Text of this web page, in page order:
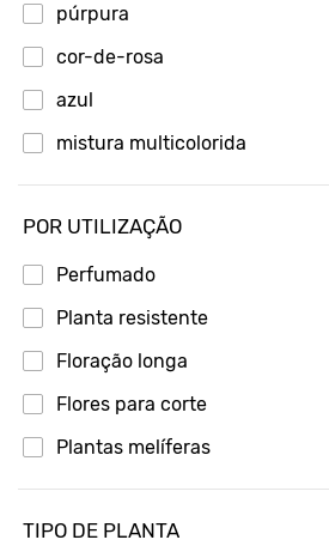
púrpura
cor-de-rosa
azul
mistura multicolorida
POR UTILIZAÇÃO
Perfumado
Planta resistente
Floração longa
Flores para corte
Plantas melíferas
TIPO DE PLANTA